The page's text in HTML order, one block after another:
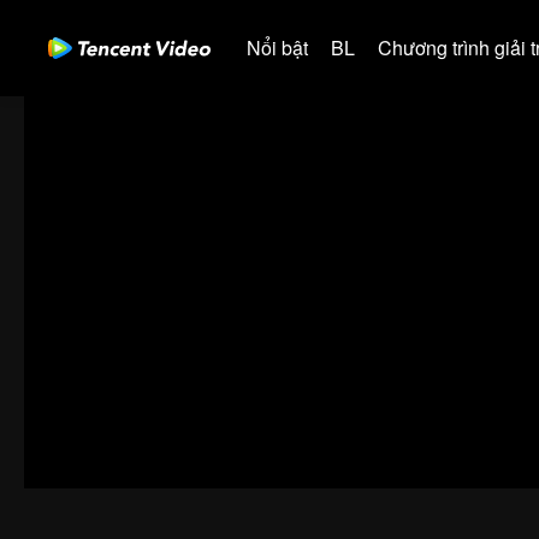
Nổi bật BL Chương trình giải